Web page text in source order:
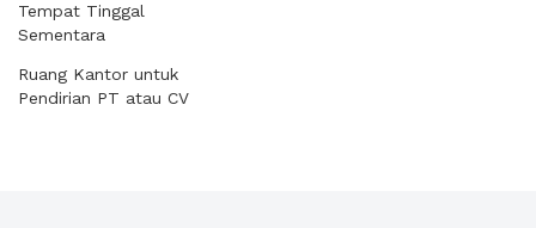
Tempat Tinggal
Sementara
Ruang Kantor untuk
Pendirian PT atau CV